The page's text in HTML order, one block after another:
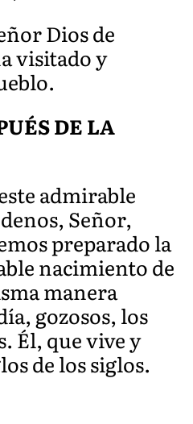
Dios de
visitado y
DE LA
admirable
Señor,
preparado la
nacimiento de
manera
gozosos, los
Él, que vive y
de los siglos.